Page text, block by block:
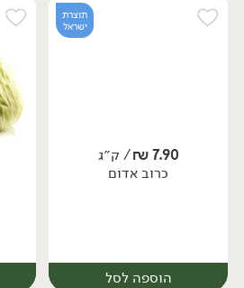
יח׳
תוצרת
ישראל
7.90
₪/ ק״ג
כרוב אדום
הוספה לסל